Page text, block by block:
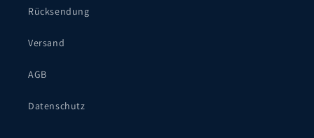
Rücksendung
Versand
AGB
Datenschutz